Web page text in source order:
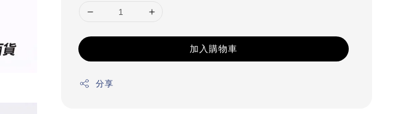
加入購物車
分享